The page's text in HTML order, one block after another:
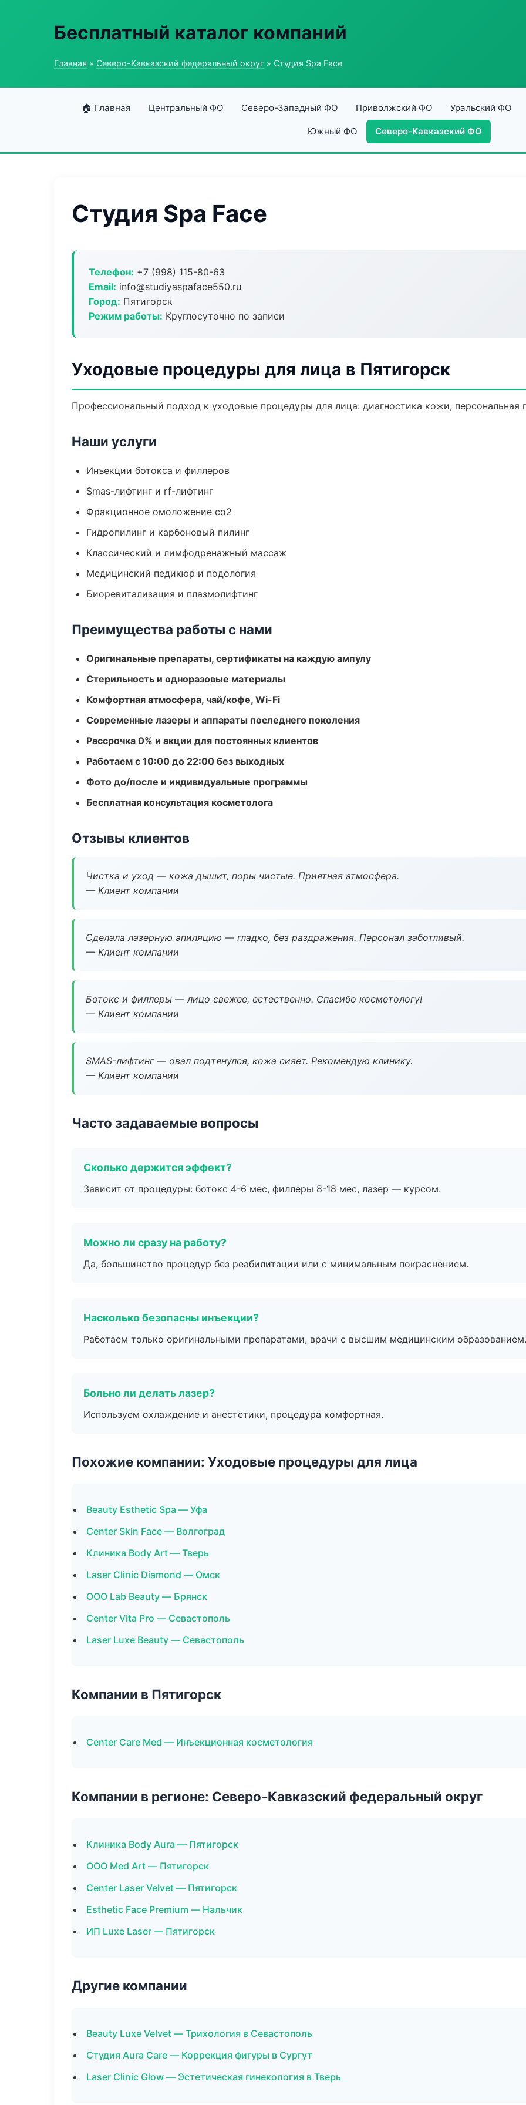
Бесплатный каталог компаний
Главная » Северо-Кавказский федеральный округ » Студия Spa Face
🏠 Главная Центральный ФО Северо-Западный ФО Приволжский ФО Уральский ФО
Южный ФО Северо-Кавказский ФО
Студия Spa Face
Телефон: +7 (998) 115-80-63
Email: info@studiyaspaface550.ru
Город: Пятигорск
Режим работы: Круглосуточно по записи
Уходовые процедуры для лица в Пятигорск
Профессиональный подход к уходовые процедуры для лица: диагностика кожи, персональная
Наши услуги
Инъекции ботокса и филлеров
Smas-лифтинг и rf-лифтинг
Фракционное омоложение co2
Гидропилинг и карбоновый пилинг
Классический и лимфодренажный массаж
Медицинский педикюр и подология
Биоревитализация и плазмолифтинг
Преимущества работы с нами
Оригинальные препараты, сертификаты на каждую ампулу
Стерильность и одноразовые материалы
Комфортная атмосфера, чай/кофе, Wi-Fi
Современные лазеры и аппараты последнего поколения
Рассрочка 0% и акции для постоянных клиентов
Работаем с 10:00 до 22:00 без выходных
Фото до/после и индивидуальные программы
Бесплатная консультация косметолога
Отзывы клиентов
Чистка и уход — кожа дышит, поры чистые. Приятная атмосфера.
— Клиент компании
Сделала лазерную эпиляцию — гладко, без раздражения. Персонал заботливый.
— Клиент компании
Ботокс и филлеры — лицо свежее, естественно. Спасибо косметологу!
— Клиент компании
SMAS-лифтинг — овал подтянулся, кожа сияет. Рекомендую клинику.
— Клиент компании
Часто задаваемые вопросы
Сколько держится эффект?
Зависит от процедуры: ботокс 4-6 мес, филлеры 8-18 мес, лазер — курсом.
Можно ли сразу на работу?
Да, большинство процедур без реабилитации или с минимальным покраснением.
Насколько безопасны инъекции?
Работаем только оригинальными препаратами, врачи с высшим медицинским образованием.
Больно ли делать лазер?
Используем охлаждение и анестетики, процедура комфортная.
Похожие компании: Уходовые процедуры для лица
Beauty Esthetic Spa — Уфа
Center Skin Face — Волгоград
Клиника Body Art — Тверь
Laser Clinic Diamond — Омск
ООО Lab Beauty — Брянск
Center Vita Pro — Севастополь
Laser Luxe Beauty — Севастополь
Компании в Пятигорск
Center Care Med — Инъекционная косметология
Компании в регионе: Северо-Кавказский федеральный округ
Клиника Body Aura — Пятигорск
ООО Med Art — Пятигорск
Center Laser Velvet — Пятигорск
Esthetic Face Premium — Нальчик
ИП Luxe Laser — Пятигорск
Другие компании
Beauty Luxe Velvet — Трихология в Севастополь
Студия Aura Care — Коррекция фигуры в Сургут
Laser Clinic Glow — Эстетическая гинекология в Тверь